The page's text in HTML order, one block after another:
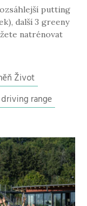
putting
další 3 greeny
natrénovat
Život
driving range